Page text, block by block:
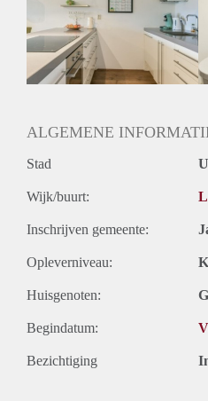
ALGEMENE
Stad
Wijk/buurt:
Inschrijven gemeente:
Opleverniveau:
Huisgenoten:
Begindatum:
Bezichtiging